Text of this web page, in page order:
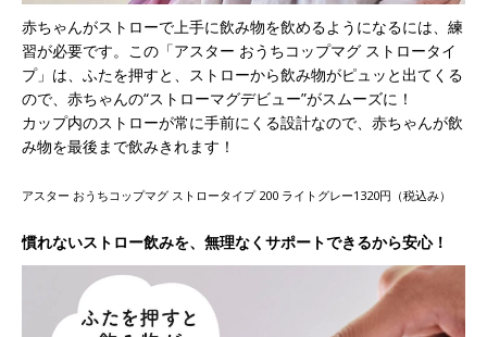
赤ちゃんがストローで上手に飲み物を飲めるようになるには、練
習が必要です。この「アスター おうちコップマグ ストロータイ
プ」は、ふたを押すと、ストローから飲み物がピュッと出てくる
ので、赤ちゃんの“ストローマグデビュー”がスムーズに！
カップ内のストローが常に手前にくる設計なので、赤ちゃんが飲
み物を最後まで飲みきれます！
アスター おうちコップマグ ストロータイプ 200 ライトグレー1320円（税込み）
慣れないストロー飲みを、無理なくサポートできるから安心！